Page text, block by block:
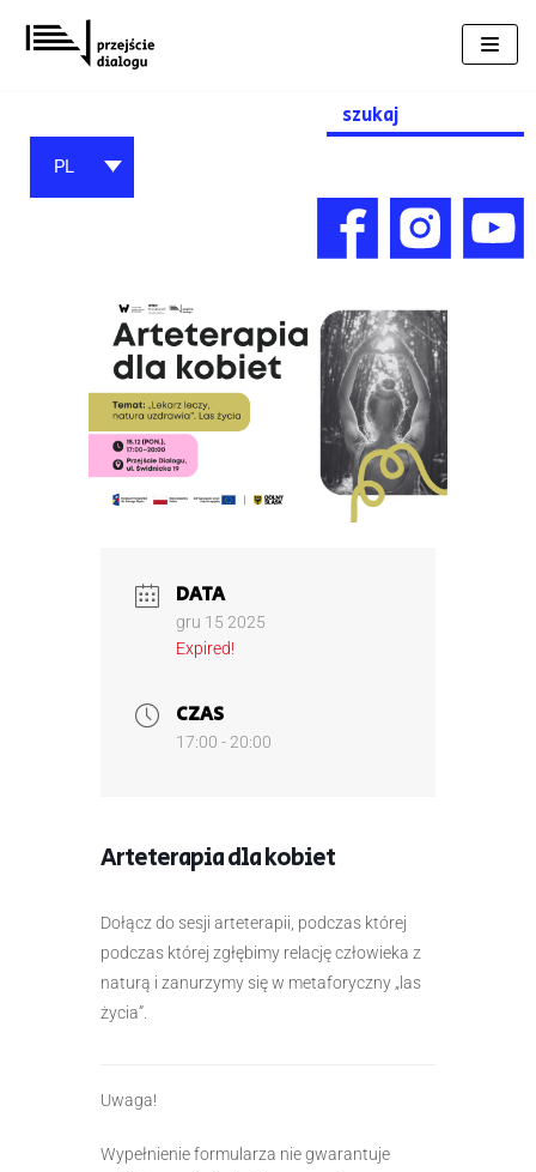
Przejdź
do
Search
for:
PL
DATA
gru 15 2025
Expired!
CZAS
17:00 - 20:00
Arteterapia dla kobiet
Dołącz do sesji arteterapii, podczas której
podczas której zgłębimy relację człowieka z
naturą i zanurzymy się w metaforyczny „las
życia”.
Uwaga!
Wypełnienie formularza nie gwarantuje